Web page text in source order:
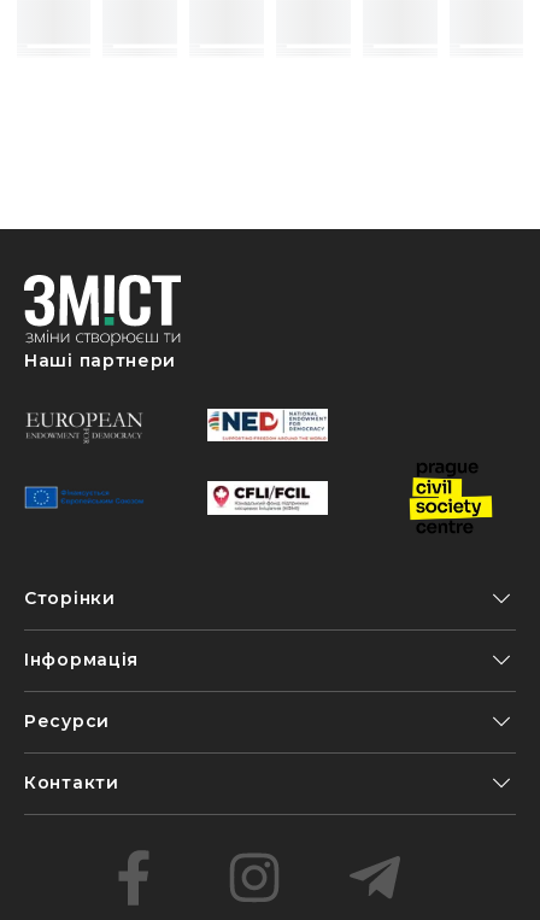
Наші партнери
Сторінки
Інформація
Ресурси
Контакти